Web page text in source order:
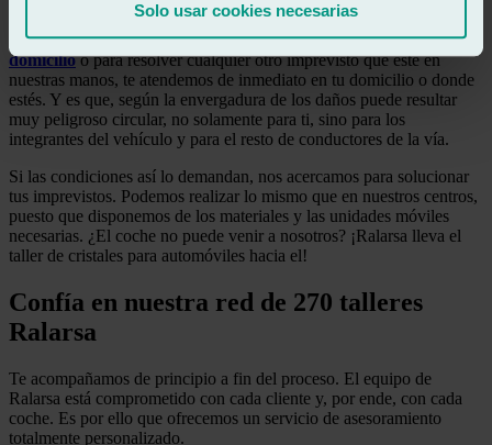
Solo usar cookies necesarias
En determinadas situaciones es necesario pedir asistencia a
domicilio. Ya sea para realizar uncambio de parabrisas a
domicilioo para resolver cualquier otro imprevisto que esté en
nuestras manos, te atendemos de inmediato en tu domicilio o donde
estés. Y es que, según la envergadura de los daños puede resultar
muy peligroso circular, no solamente para ti, sino para los
integrantes del vehículo y para el resto de conductores de la vía.
Si las condiciones así lo demandan, nos acercamos para solucionar
tus imprevistos. Podemos realizar lo mismo que en nuestros centros,
puesto que disponemos de los materiales y las unidades móviles
necesarias. ¿El coche no puede venir a nosotros? ¡Ralarsa lleva el
taller de cristales para automóviles hacia el!
Confía en nuestra red de 270 talleres
Ralarsa
Te acompañamos de principio a fin del proceso. El equipo de
Ralarsa está comprometido con cada cliente y, por ende, con cada
coche. Es por ello que ofrecemos un servicio de asesoramiento
totalmente personalizado.